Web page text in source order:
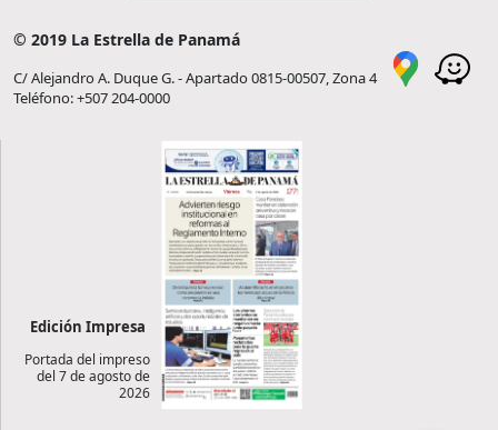
© 2019 La Estrella de Panamá
C/ Alejandro A. Duque G. - Apartado 0815-00507, Zona 4
Teléfono: +507 204-0000
Edición Impresa
Portada del impreso
del 7 de agosto de
2026